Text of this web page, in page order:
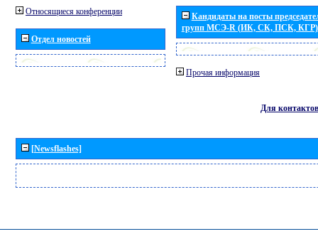
Относящиеся конференции
Отдел новостей
Кандидаты на посты
групп МСЭ-R (ИК, СК, ПСК, КГР)
Прочая информация
Для контактов
[Newsflashes]